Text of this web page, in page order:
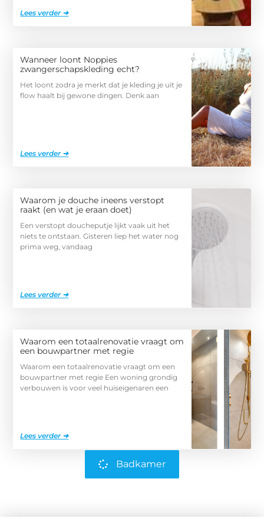
Lees verder ➜
Wanneer loont Noppies
zwangerschapskleding echt?
Het loont zodra je merkt dat je kleding je uit je
flow haalt bij gewone dingen. Denk aan
Lees verder ➜
Waarom je douche ineens verstopt
raakt (en wat je eraan doet)
Een verstopt doucheputje lijkt vaak uit het
niets te ontstaan. Gisteren liep het water nog
prima weg, vandaag
Lees verder ➜
Waarom een totaalrenovatie vraagt om
een bouwpartner met regie
Waarom een totaalrenovatie vraagt om een
bouwpartner met regie Een woning grondig
verbouwen is voor veel huiseigenaren een
Lees verder ➜
Badkamer